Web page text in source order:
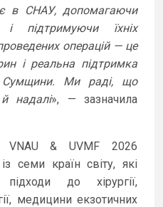
в СНАУ, допомагаючи
підтримуючи їхніх
операцій — це
і реальна підтримка
Сумщини. Ми раді, що
надалі», — зазначила
VNAU & UVMF 2026
семи країн світу, які
підходи до хірургії,
медицини екзотичних